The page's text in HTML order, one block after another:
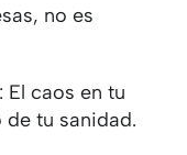
no es
: El caos en tu
tu sanidad.